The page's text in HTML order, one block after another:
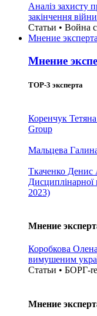
Аналіз захисту
закінчення
Статьи • Война
Мнение эксперта
Мнение
TOP-3 эксперта
Коренчук Тетяна
Group
Мальцева
Ткаченко Денис
Дисциплінарної
2023)
Мнение
Коробкова
вимушеним
Статьи • БОРГ-
Мнение